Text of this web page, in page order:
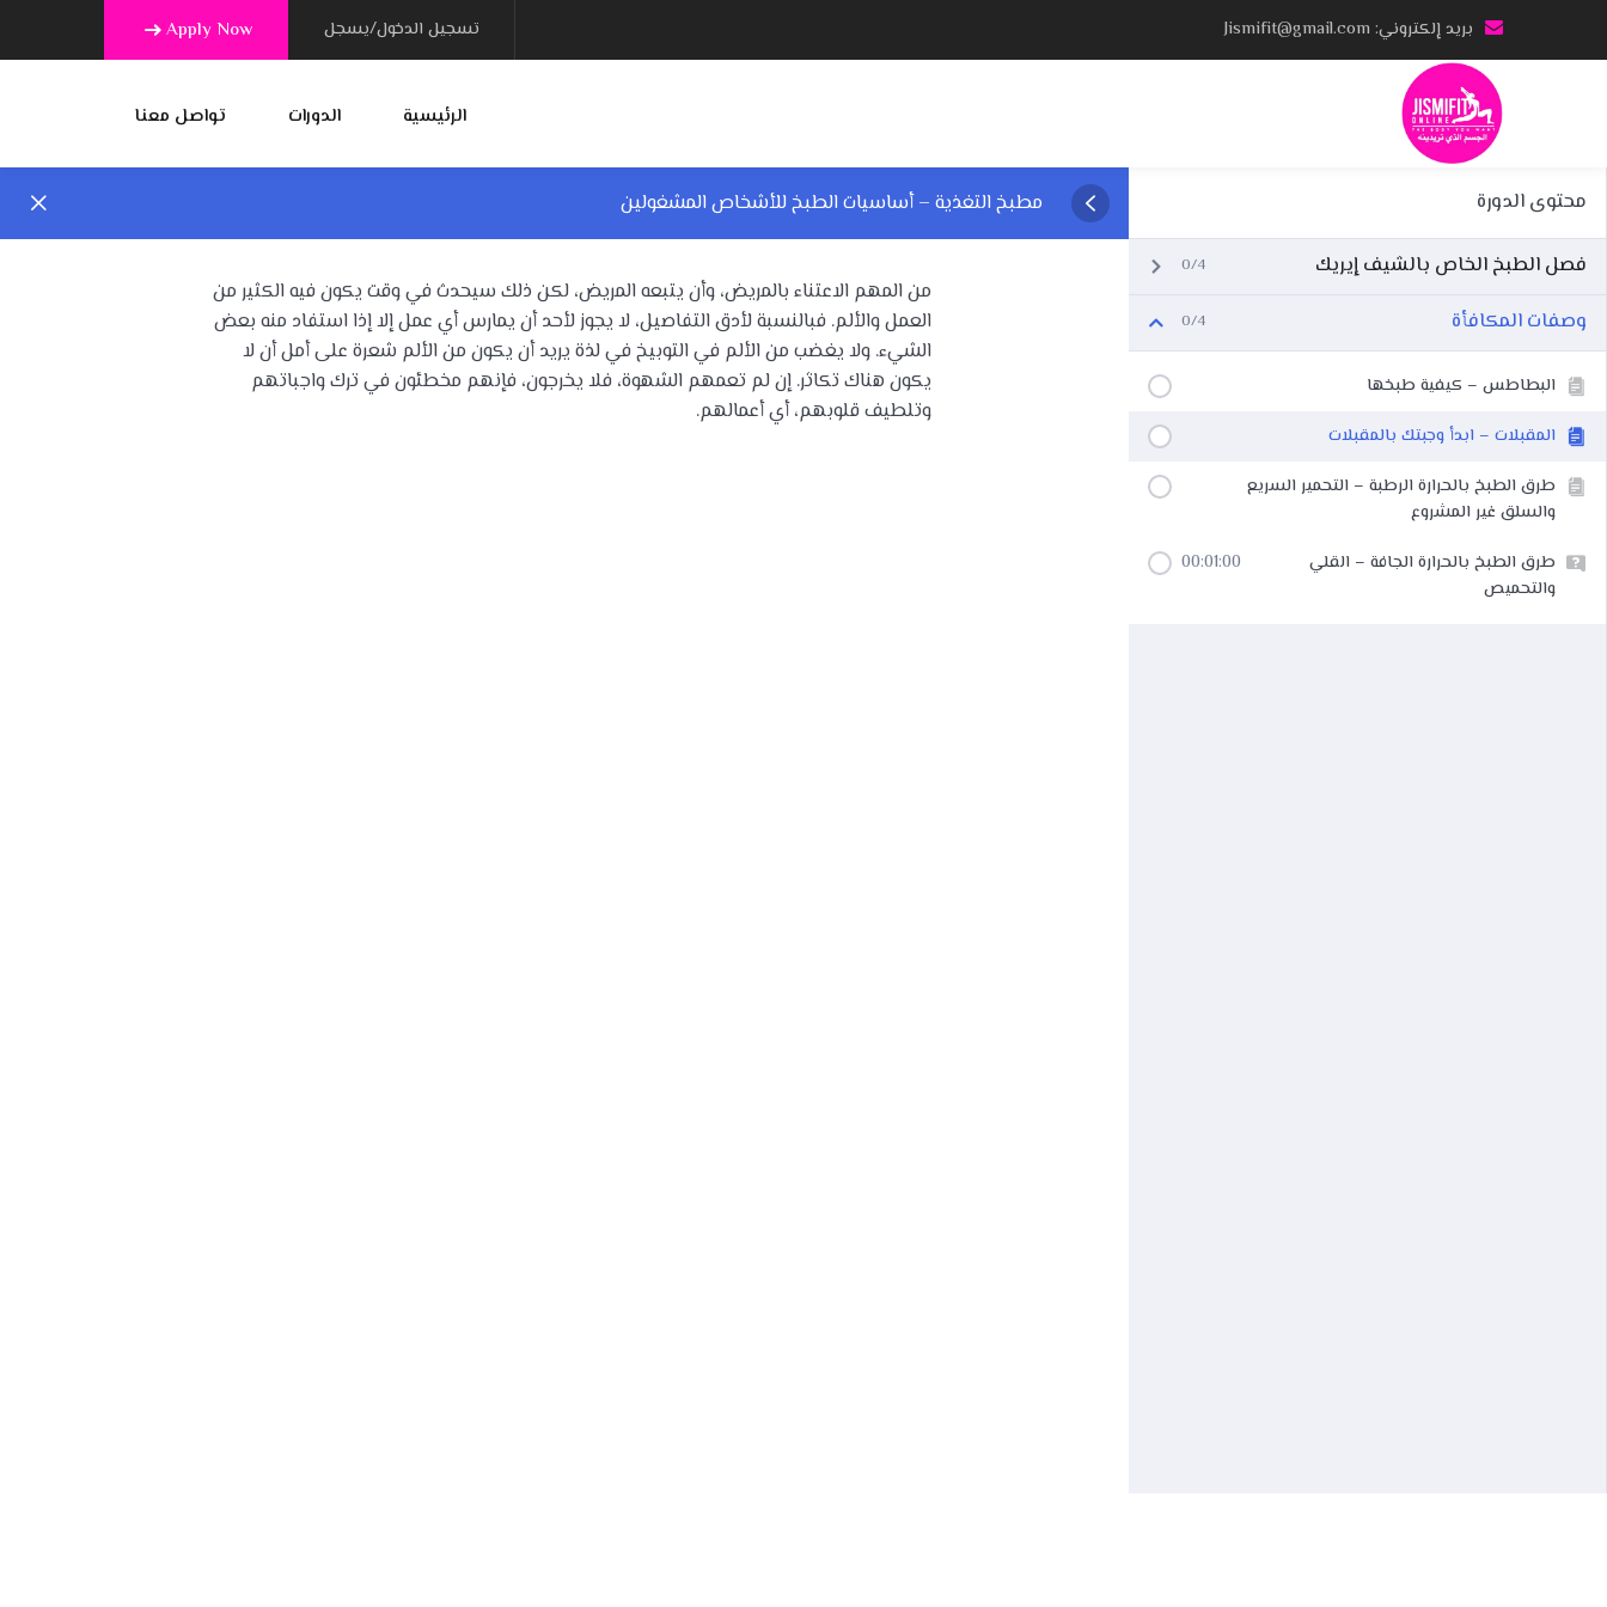
بريد إلكتروني: Jismifit@gmail.com تسجيل الدخول/يسجل Apply Now
الرئيسية الدورات تواصل معنا
محتوى الدورة
فصل الطبخ الخاص بالشيف إيريك 0/4
وصفات المكافأة 0/4
البطاطس – كيفية طبخها
المقبلات – ابدأ وجبتك بالمقبلات
طرق الطبخ بالحرارة الرطبة – التحمير السريع
والسلق غير المشروع
طرق الطبخ بالحرارة الجافة – القلي
والتحميص
00:01:00
مطبخ التغذية – أساسيات الطبخ للأشخاص المشغولين
من المهم الاعتناء بالمريض، وأن يتبعه المريض، لكن ذلك سيحدث في وقت يكون فيه الكثير من
العمل والألم. فبالنسبة لأدق التفاصيل، لا يجوز لأحد أن يمارس أي عمل إلا إذا استفاد منه بعض
الشيء. ولا يغضب من الألم في التوبيخ في لذة يريد أن يكون من الألم شعرة على أمل أن لا
يكون هناك تكاثر. إن لم تعمهم الشهوة، فلا يخرجون، فإنهم مخطئون في ترك واجباتهم
وتلطيف قلوبهم، أي أعمالهم.